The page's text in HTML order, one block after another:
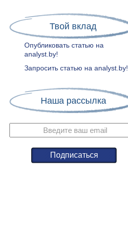
Твой вклад
Опубликовать статью на
analyst.by!
Запросить статью на analyst.by!
Наша рассылка